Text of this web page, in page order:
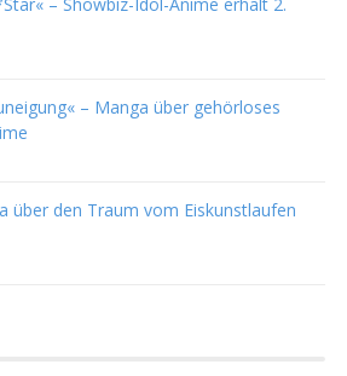
– Manga über gehörloses
über den Traum vom Eiskunstlaufen